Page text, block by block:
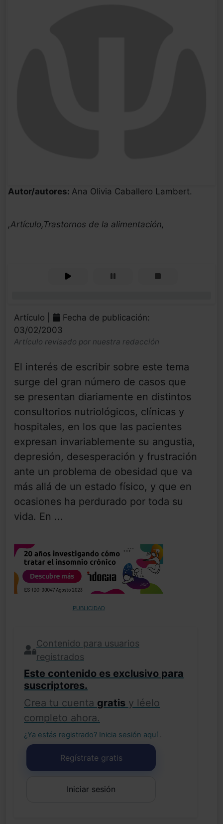
Autor/autores: Ana Olivia Caballero Lambert.
,Artículo,Trastornos de la alimentación,
Artículo |
Fecha de publicación:
03/02/2003
Artículo revisado por nuestra redacción
El interés de escribir sobre este tema
surge del gran número de casos que
se presentan diariamente en distintos
consultorios nutriológicos, clínicas y
hospitales, en los que las pacientes
expresan invariablemente su angustia,
depresión, desesperación y frustración
ante un problema de obesidad que va
más allá de un estado físico, y que en
ocasiones ha perdurado por toda su
vida. En ...
PUBLICIDAD
Contenido para usuarios
registrados
Este contenido es exclusivo para
suscriptores.
Crea tu cuenta gratis y léelo
completo ahora.
¿Ya estás registrado? Inicia sesión aquí .
Regístrate gratis
Iniciar sesión